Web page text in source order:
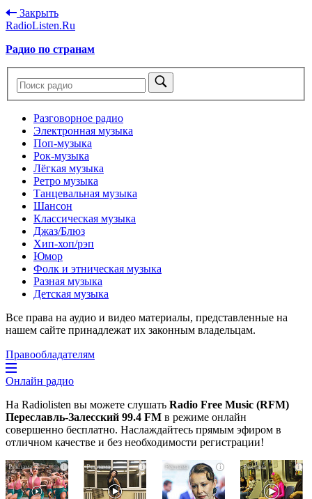
Закрыть
RadioListen.Ru
Радио по странам
Разговорное радио
Электронная музыка
Поп-музыка
Рок-музыка
Лёгкая музыка
Ретро музыка
Танцевальная музыка
Шансон
Классическая музыка
Джаз/Блюз
Хип-хоп/рэп
Юмор
Фолк и этническая музыка
Разная музыка
Детская музыка
Все права на аудио и видео материалы, представленные на
нашем сайте принадлежат их законным владельцам.
Правообладателям
Онлайн радио
На Radiolisten вы можете слушать Radio Free Music (RFM)
Переславль-Залесский 99.4 FM в режиме онлайн
совершенно бесплатно. Наслаждайтесь прямым эфиром в
отличном качестве и без необходимости регистрации!
i
Ржу
переставая,
i
Ролик
Омска:
i
Взломали
Telegram
Собчак
i